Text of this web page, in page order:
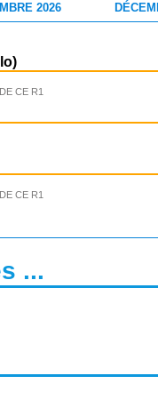
2026
CE R1
CE R1
...